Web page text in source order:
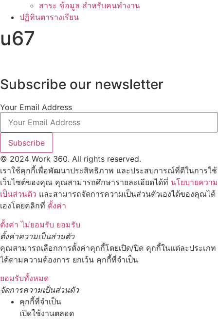
สาระ ข้อมูล สำหรับคนทำงาน
ปฏิทินตารางเรียน
u67
Subscribe our newsletter
Your Email Address
Subscribe
© 2024 Work 360. All rights reserved.
เราใช้คุกกี้เพื่อพัฒนาประสิทธิภาพ และประสบการณ์ที่ดีในการใช้
เว็บไซต์ของคุณ คุณสามารถศึกษารายละเอียดได้ที่ นโยบายความ
เป็นส่วนตัว และสามารถจัดการความเป็นส่วนตัวเองได้ของคุณได้
เองโดยคลิกที่ ตั้งค่า
ตั้งค่า ไม่ยอมรับ ยอมรับ
ตั้งค่าความเป็นส่วนตัว
คุณสามารถเลือกการตั้งค่าคุกกี้โดยเปิด/ปิด คุกกี้ในแต่ละประเภท
ได้ตามความต้องการ ยกเว้น คุกกี้ที่จำเป็น
ยอมรับทั้งหมด
จัดการความเป็นส่วนตัว
คุกกี้ที่จำเป็น
เปิดใช้งานตลอด